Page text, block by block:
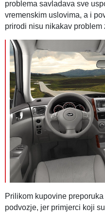
problema savladava sve
vremenskim uslovima, a i
prirodi nisu nikakav problem
Prilikom kupovine
podvozje, jer primjerci koji